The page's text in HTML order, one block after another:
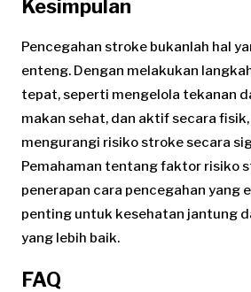
Kesimpulan
Pencegahan stroke bukanlah hal
enteng. Dengan melakukan
tepat, seperti mengelola tekanan
makan sehat, dan aktif secara
mengurangi risiko stroke secara
Pemahaman tentang faktor risiko
penerapan cara pencegahan yang
penting untuk kesehatan jantung
yang lebih baik.
FAQ